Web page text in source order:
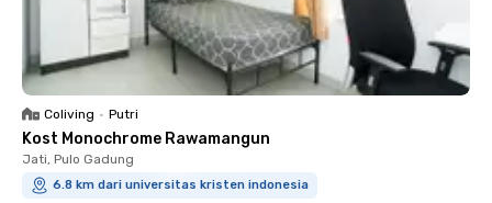
Coliving • Putri
Kost Monochrome Rawamangun
Jati, Pulo Gadung
6.8 km dari universitas kristen indonesia